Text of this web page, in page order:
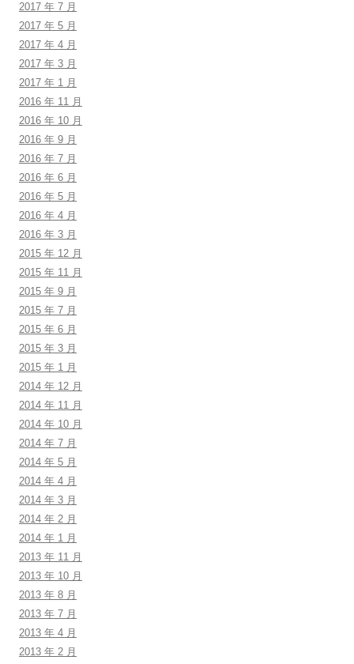
2017 年 7 月
2017 年 5 月
2017 年 4 月
2017 年 3 月
2017 年 1 月
2016 年 11 月
2016 年 10 月
2016 年 9 月
2016 年 7 月
2016 年 6 月
2016 年 5 月
2016 年 4 月
2016 年 3 月
2015 年 12 月
2015 年 11 月
2015 年 9 月
2015 年 7 月
2015 年 6 月
2015 年 3 月
2015 年 1 月
2014 年 12 月
2014 年 11 月
2014 年 10 月
2014 年 7 月
2014 年 5 月
2014 年 4 月
2014 年 3 月
2014 年 2 月
2014 年 1 月
2013 年 11 月
2013 年 10 月
2013 年 8 月
2013 年 7 月
2013 年 4 月
2013 年 2 月